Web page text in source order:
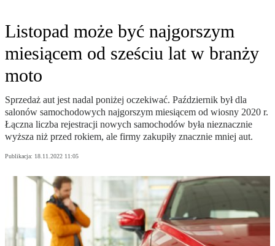
Listopad może być najgorszym
miesiącem od sześciu lat w branży
moto
Sprzedaż aut jest nadal poniżej oczekiwać. Październik był dla
salonów samochodowych najgorszym miesiącem od wiosny 2020 r.
Łączna liczba rejestracji nowych samochodów była nieznacznie
wyższa niż przed rokiem, ale firmy zakupiły znacznie mniej aut.
Publikacja: 18.11.2022 11:05